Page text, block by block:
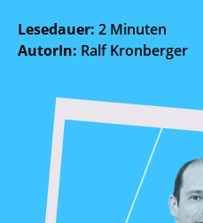
Lesedauer: 2 Minuten
AutorIn: Ralf Kronberger